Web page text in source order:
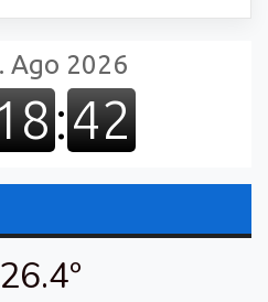
26.4º